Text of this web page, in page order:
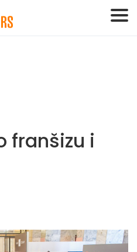
franšizu i